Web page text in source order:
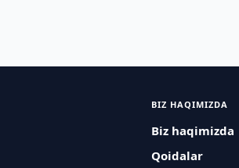
BIZ HAQIMIZDA
Biz haqimizda
Qoidalar